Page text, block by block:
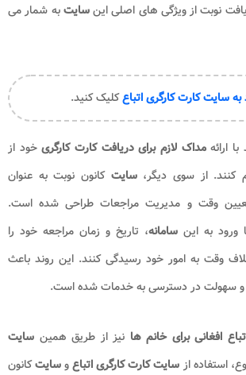
نوبت از ویژگی های اصلی اینسایتبه شمار می
به سایت کارت کارگری اتباعکلیک کنید.
با ارائهمداک لازم برای دریافت کارت کارگریخود از
کنند. از سوی دیگر،سایت کانون نوبت به عنوان
وقت و مدیریت مراجعات طراحی شده است.
ورود به این سامانه، تاریخ و زمان مراجعه خود را
وقت به امور خود رسیدگی کنند. این روند باعث
و سهولت در دسترسی به خدمات شده است.
افغانی برای خانم ها نیز از طریق همین سایت
استفاده از سایت کارت کارگری اتباعوسایتکانون